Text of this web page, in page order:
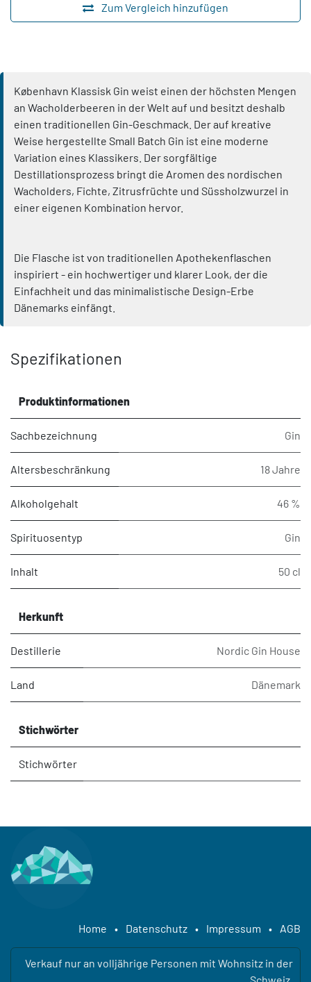
Zum Vergleich hinzufügen
København Klassisk Gin weist einen der höchsten Mengen
an Wacholderbeeren in der Welt auf und besitzt deshalb
einen traditionellen Gin-Geschmack. Der auf kreative
Weise hergestellte Small Batch Gin ist eine moderne
Variation eines Klassikers. Der sorgfältige
Destillationsprozess bringt die Aromen des nordischen
Wacholders, Fichte, Zitrusfrüchte und Süssholzwurzel in
einer eigenen Kombination hervor.
Die Flasche ist von traditionellen Apothekenflaschen
inspiriert - ein hochwertiger und klarer Look, der die
Einfachheit und das minimalistische Design-Erbe
Dänemarks einfängt.
Spezifikationen
Produktinformationen
Sachbezeichnung Gin
Altersbeschränkung 18 Jahre
Alkoholgehalt 46 %
Spirituosentyp Gin
Inhalt 50 cl
Herkunft
Destillerie Nordic Gin House
Land Dänemark
Stichwörter
Stichwörter
Home • Datenschutz • Impressum • AGB
Verkauf nur an volljährige Personen mit Wohnsitz in der